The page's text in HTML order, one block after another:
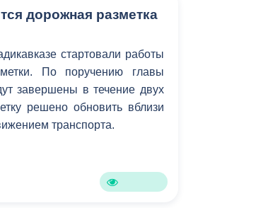
дорожная разметка
стартовали работы
По поручению главы
завершены в течение двух
решено обновить вблизи
транспорта.